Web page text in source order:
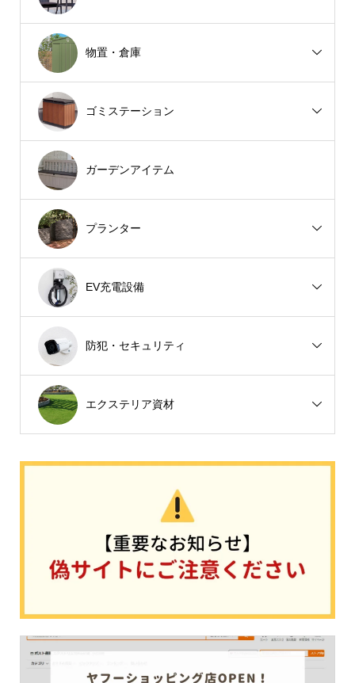
物置・倉庫
ゴミステーション
ガーデンアイテム
プランター
EV充電設備
防犯・セキュリティ
エクステリア資材